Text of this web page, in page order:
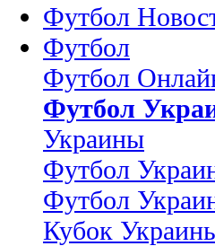
Футбол
Футбол
Футбол
Футбол
Украины
Футбол
Футбол
Кубок